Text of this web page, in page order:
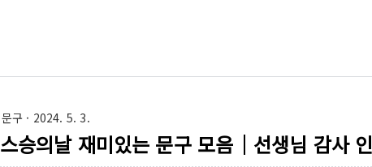
문구· 2024. 5. 3.
스승의날 재미있는 문구 모음｜선생님 감사